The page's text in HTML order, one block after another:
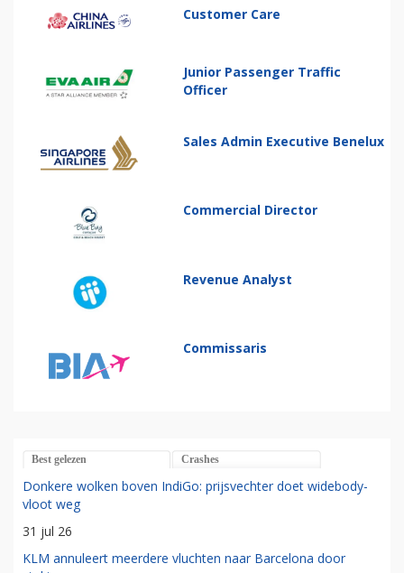
Customer Care
Junior Passenger Traffic
Officer
Sales Admin Executive Benelux
Commercial Director
Revenue Analyst
Commissaris
Best gelezen Crashes
Donkere wolken boven IndiGo: prijsvechter doet widebody-
vloot weg
31 jul 26
KLM annuleert meerdere vluchten naar Barcelona door